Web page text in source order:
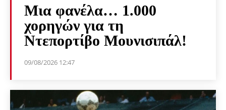
Μια φανέλα… 1.000
χορηγών για τη
Ντεπορτίβο Μουνισιπάλ!
09/08/2026 12:47